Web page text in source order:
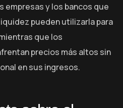
empresas y los bancos que
pueden utilizarla para
que los
precios más altos sin
en sus ingresos.